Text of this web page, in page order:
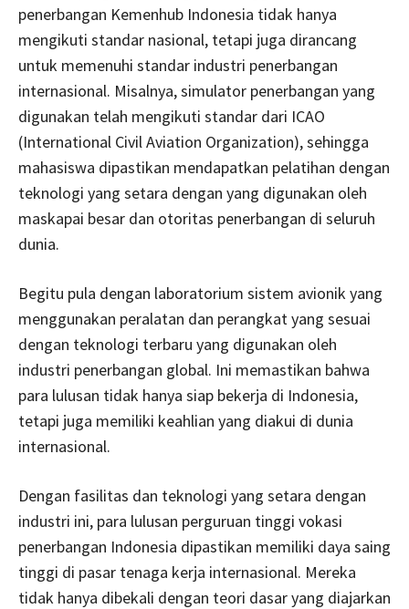
penerbangan Kemenhub Indonesia tidak hanya
mengikuti standar nasional, tetapi juga dirancang
untuk memenuhi standar industri penerbangan
internasional. Misalnya, simulator penerbangan yang
digunakan telah mengikuti standar dari ICAO
(International Civil Aviation Organization), sehingga
mahasiswa dipastikan mendapatkan pelatihan dengan
teknologi yang setara dengan yang digunakan oleh
maskapai besar dan otoritas penerbangan di seluruh
dunia.
Begitu pula dengan laboratorium sistem avionik yang
menggunakan peralatan dan perangkat yang sesuai
dengan teknologi terbaru yang digunakan oleh
industri penerbangan global. Ini memastikan bahwa
para lulusan tidak hanya siap bekerja di Indonesia,
tetapi juga memiliki keahlian yang diakui di dunia
internasional.
Dengan fasilitas dan teknologi yang setara dengan
industri ini, para lulusan perguruan tinggi vokasi
penerbangan Indonesia dipastikan memiliki daya saing
tinggi di pasar tenaga kerja internasional. Mereka
tidak hanya dibekali dengan teori dasar yang diajarkan